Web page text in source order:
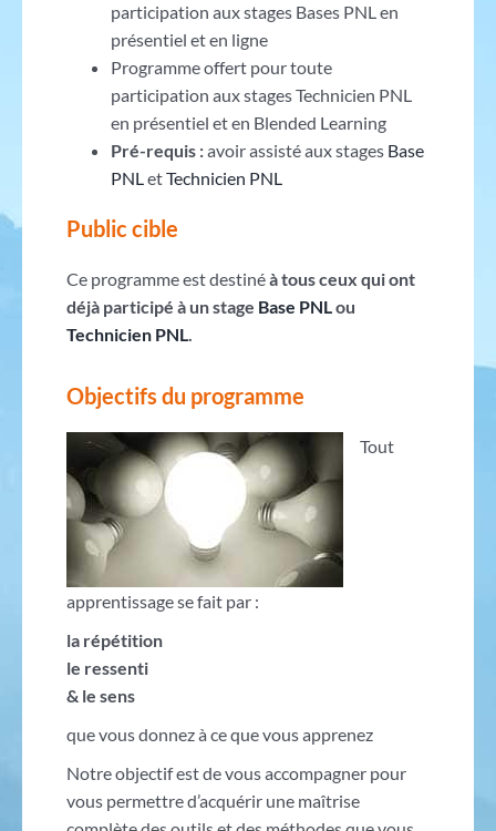
participation aux stages Bases PNL en
présentiel et en ligne
Programme offert pour toute
participation aux stages Technicien PNL
en présentiel et en Blended Learning
Pré-requis :avoir assisté aux stages Base
PNLetTechnicien PNL
Public cible
Ce programme est destinéà tous ceux qui ont
déjà participé à un stage Base PNLou
Technicien PNL.
Objectifs du programme
Tout
apprentissage se fait par :
la répétition
le ressenti
& le sens
que vous donnez à ce que vous apprenez
Notre objectif est de vous accompagner pour
vous permettre d’acquérir une maîtrise